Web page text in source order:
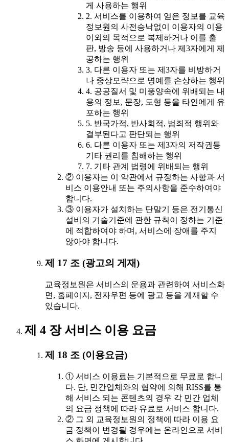
게 사용하는 행위
2. 서비스를 이용하여 얻은 정보를 교육
정보원의 사전승낙없이 이용자의 이용
이외의 목적으로 복제하거나 이를 출
판, 방송 등에 사용하거나 제3자에게 제
공하는 행위
3. 다른 이용자 또는 제3자를 비방하거
나 중상모략으로 명예를 손상하는 행위
4. 공공질서 및 미풍양속에 위배되는 내
용의 정보, 문장, 도형 등을 타인에게 유
포하는 행위
5. 반국가적, 반사회적, 범죄적 행위와
결부된다고 판단되는 행위
6. 다른 이용자 또는 제3자의 저작권등
기타 권리를 침해하는 행위
7. 기타 관계 법령에 위배되는 행위
② 이용자는 이 약관에서 규정하는 사항과 서
비스 이용안내 또는 주의사항을 준수하여야
합니다.
③ 이용자가 설치하는 단말기 등은 전기통신
설비의 기술기준에 관한 규칙이 정하는 기준
에 적합하여야 하며, 서비스에 장애를 주지
않아야 합니다.
제 17 조 (광고의 게재)
교육정보원은 서비스의 운용과 관련하여 서비스화
면, 홈페이지, 전자우편 등에 광고 등을 게재할 수
있습니다.
제 4 장 서비스 이용 요금
제 18 조 (이용요금)
① 서비스 이용료는 기본적으로 무료로 합니
다. 단, 민간업체와의 협약에 의해 RISS를 통
해 서비스 되는 콘텐츠의 경우 각 민간 업체
의 요금 정책에 따라 유료로 서비스 합니다.
② 그 외 교육정보원의 정책에 따라 이용 요
금 정책이 변경될 경우에는 온라인으로 서비